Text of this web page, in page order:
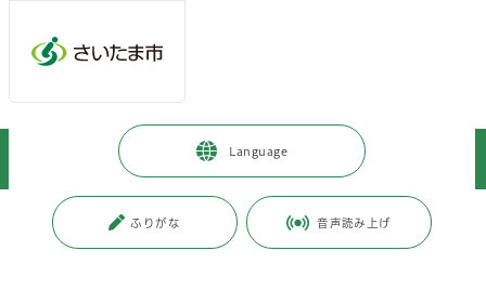
Language
ふりがな 音声読み上げ
事業者向けの情報 > 届出・手続き 福祉
老人福祉施設危機管理マニュアル指針について
更新日付：2023年11月16日 / ページ番号：C043278